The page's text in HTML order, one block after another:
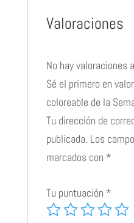
Valoraciones
No hay valoraciones
Sé el primero en
coloreable de la
Tu dirección de
publicada. Los
marcados con *
Tu puntuación *